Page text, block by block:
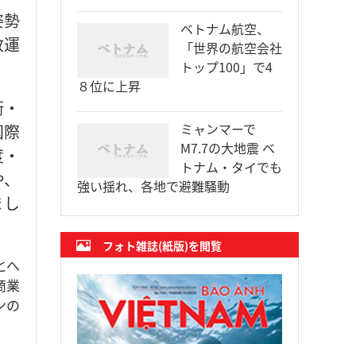
へ
業
の
ベトナム航空、
「世界の航空会社
トップ100」で4
８位に上昇
ミャンマーで
M7.7の大地震 ベ
トナム・タイでも
強い揺れ、各地で避難騒動
フォト雑誌(紙版)を閲覧